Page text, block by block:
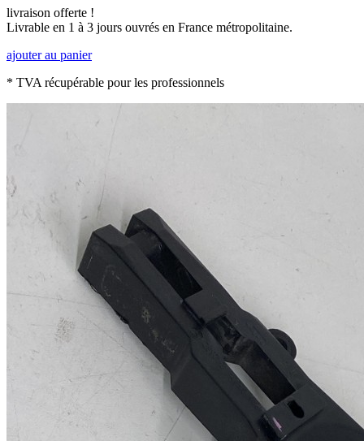
livraison offerte !
Livrable en 1 à 3 jours ouvrés en France métropolitaine.
ajouter au panier
* TVA récupérable pour les professionnels